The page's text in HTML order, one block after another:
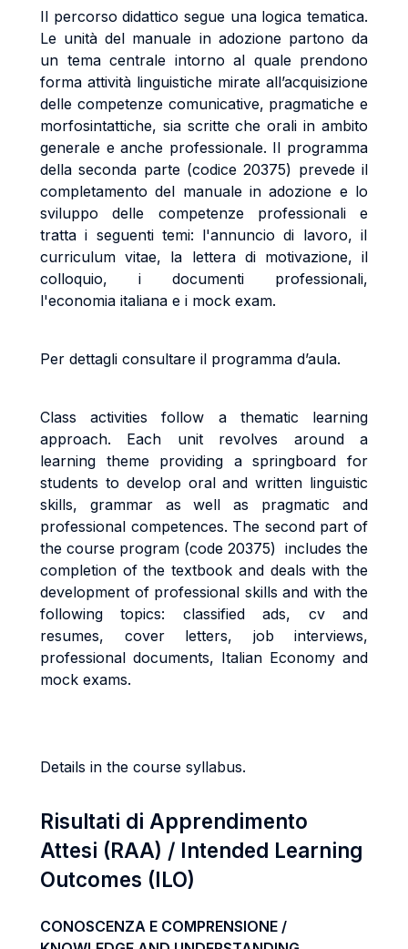
Il percorso didattico segue una logica tematica.
Le unità del manuale in adozione partono da
un tema centrale intorno al quale prendono
forma attività linguistiche mirate all’acquisizione
delle competenze comunicative, pragmatiche e
morfosintattiche, sia scritte che orali in ambito
generale e anche professionale. Il programma
della seconda parte (codice 20375) prevede il
completamento del manuale in adozione e lo
sviluppo delle competenze professionali e
tratta i seguenti temi: l'annuncio di lavoro, iI
curriculum vitae, la lettera di motivazione,il
colloquio, i documenti professionali,
l'economia italiana e i mock exam.
Per dettagli consultare il programma d’aula.
Class activities follow a thematic learning
approach. Each unit revolves around a
learning theme providing a springboard for
students to develop oral and written linguistic
skills, grammar as well as pragmatic and
professional competences. The second part of
the course program (code 20375) includes the
completion of the textbook and deals with the
development of professional skills and with the
following topics: classified ads, cv and
resumes, cover letters, job interviews,
professional documents, Italian Economy and
mock exams.
Details in the course syllabus.
Risultati di Apprendimento
Attesi (RAA) / Intended Learning
Outcomes (ILO)
CONOSCENZA E COMPRENSIONE /